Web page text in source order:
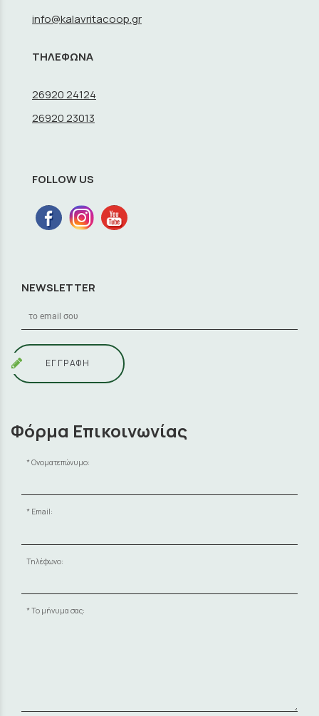
info@kalavritacoop.gr
ΤΗΛΕΦΩΝΑ
26920 24124
26920 23013
FOLLOW US
NEWSLETTER
ΕΓΓΡΑΦΗ
Φόρμα Επικοινωνίας
Ονοματεπώνυμο:
Email:
Τηλέφωνο:
Το μήνυμα σας: